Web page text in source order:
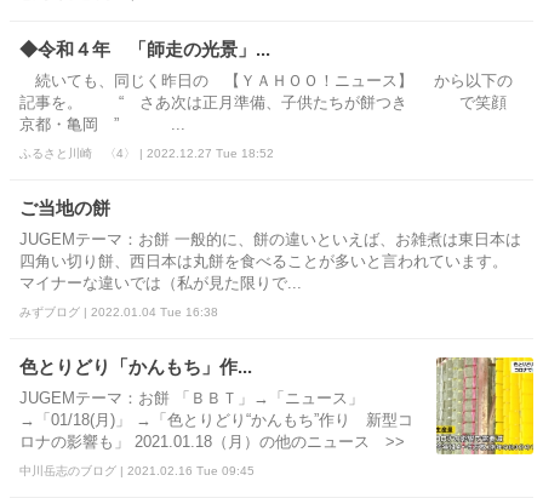
◆令和４年 「師走の光景」...
続いても、同じく昨日の 【ＹＡＨＯＯ！ニュース】 から以下の
記事を。 “ さあ次は正月準備、子供たちが餅つき で笑顔
京都・亀岡 ” ...
ふるさと川崎 〈4〉 | 2022.12.27 Tue 18:52
ご当地の餅
JUGEMテーマ：お餅 一般的に、餅の違いといえば、お雑煮は東日本は
四角い切り餅、西日本は丸餅を食べることが多いと言われています。
マイナーな違いでは（私が見た限りで...
みずブログ | 2022.01.04 Tue 16:38
色とりどり「かんもち」作...
JUGEMテーマ：お餅 「ＢＢＴ」→「ニュース」
→「01/18(月)」 →「色とりどり“かんもち”作り 新型コ
ロナの影響も」 2021.01.18（月）の他のニュース >>
中川岳志のブログ | 2021.02.16 Tue 09:45